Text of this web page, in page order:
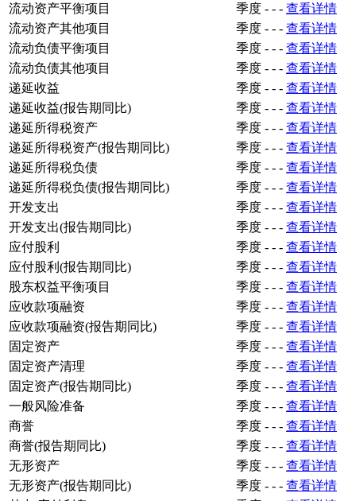
流动资产平衡项目
季度 - - - 查看详情
流动资产其他项目
季度 - - - 查看详情
流动负债平衡项目
季度 - - - 查看详情
流动负债其他项目
季度 - - - 查看详情
递延收益
季度 - - - 查看详情
递延收益(报告期同比)
季度 - - - 查看详情
递延所得税资产
季度 - - - 查看详情
递延所得税资产(报告期同比)
季度 - - - 查看详情
递延所得税负债
季度 - - - 查看详情
递延所得税负债(报告期同比)
季度 - - - 查看详情
开发支出
季度 - - - 查看详情
开发支出(报告期同比)
季度 - - - 查看详情
应付股利
季度 - - - 查看详情
应付股利(报告期同比)
季度 - - - 查看详情
股东权益平衡项目
季度 - - - 查看详情
应收款项融资
季度 - - - 查看详情
应收款项融资(报告期同比)
季度 - - - 查看详情
固定资产
季度 - - - 查看详情
固定资产清理
季度 - - - 查看详情
固定资产(报告期同比)
季度 - - - 查看详情
一般风险准备
季度 - - - 查看详情
商誉
季度 - - - 查看详情
商誉(报告期同比)
季度 - - - 查看详情
无形资产
季度 - - - 查看详情
无形资产(报告期同比)
季度 - - - 查看详情